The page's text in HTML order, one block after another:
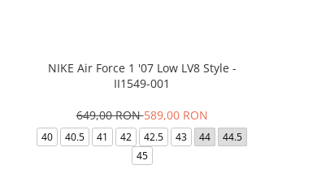
NIKE Air Force 1 '07 Low LV8 Style -
II1549-001
649,00 RON589,00 RON
40 40.5 41 42 42.5 43 44
44.5
45